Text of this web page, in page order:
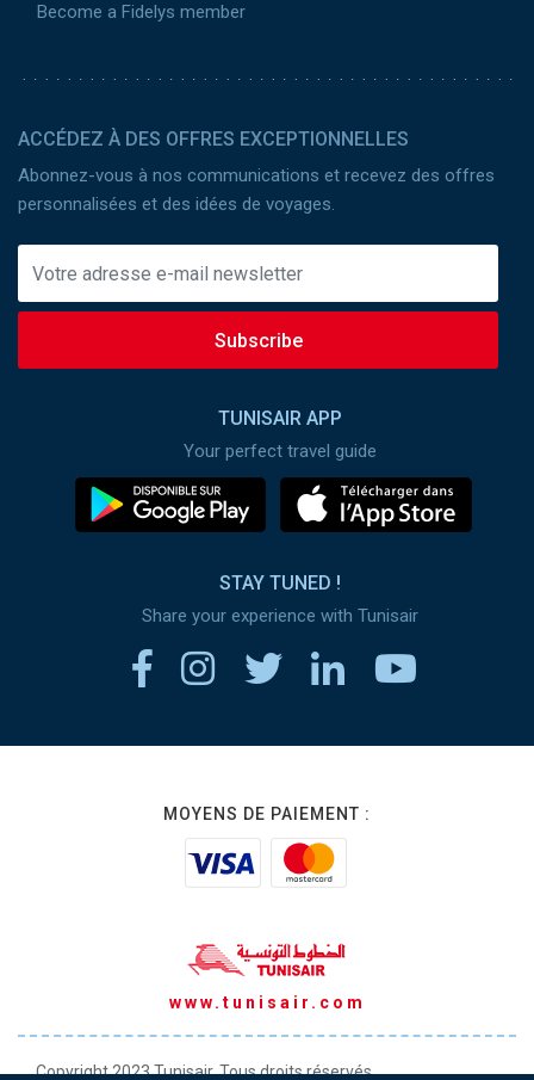
Become a Fidelys member
ACCÉDEZ À DES OFFRES EXCEPTIONNELLES
Abonnez-vous à nos communications et recevez des offres
personnalisées et des idées de voyages.
Subscribe
TUNISAIR APP
Your perfect travel guide
STAY TUNED !
Share your experience with Tunisair
MOYENS DE PAIEMENT :
www.tunisair.com
Copyright 2023 Tunisair. Tous droits réservés